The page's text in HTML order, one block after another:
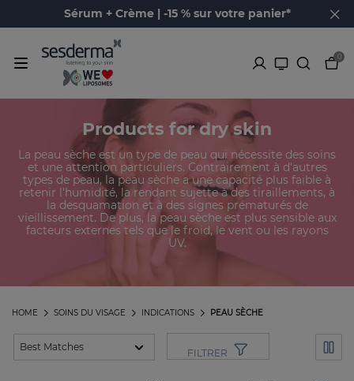
Sérum + Crème | -15 % sur votre panier*
0
Products for dry skin
La peau sèche est un type de peau qui nécessite des soins
et une attention particuliers. Contrairement à d'autres
types de peau, la peau sèche a une capacité plus faible à
retenir l'humidité, la rendant sujette à des tiraillements, à
la desquamation et à des signes prématurés de
vieillissement. De plus, la peau sèche est plus sensible aux
facteurs externes tels que le froid, le vent ou les rayons
UV.
PEAU SÈCHE
INDICATIONS
SOINS DU VISAGE
HOME
FILTRER